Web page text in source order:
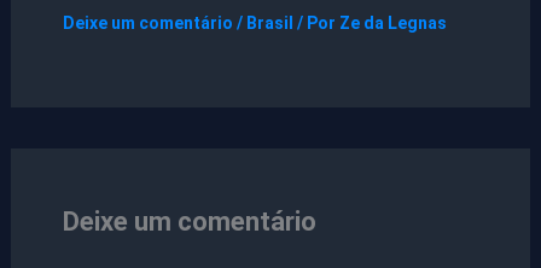
Deixe um comentário / Brasil / Por Ze da Legnas
Deixe um comentário